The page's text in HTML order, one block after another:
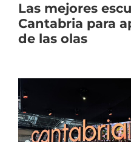
Las mejores
Cantabria para
de las olas